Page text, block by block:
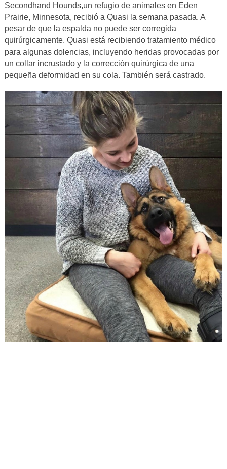
Secondhand Hounds,un refugio de animales en Eden
Prairie, Minnesota, recibió a Quasi la semana pasada. A
pesar de que la espalda no puede ser corregida
quirúrgicamente, Quasi está recibiendo tratamiento médico
para algunas dolencias, incluyendo heridas provocadas por
un collar incrustado y la corrección quirúrgica de una
pequeña deformidad en su cola. También será castrado.